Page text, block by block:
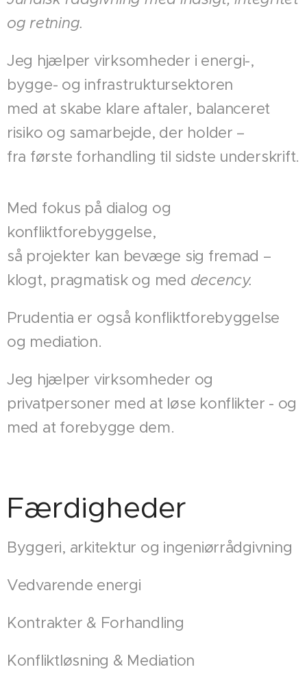
og retning.
Jeg hjælper virksomheder i energi-,
bygge- og infrastruktursektoren
med at skabe klare aftaler, balanceret
risiko og samarbejde, der holder –
fra første forhandling til sidste underskrift.
Med fokus på dialog og
konfliktforebyggelse,
så projekter kan bevæge sig fremad –
klogt, pragmatisk og med decency.
Prudentia er også konfliktforebyggelse
og mediation.
Jeg hjælper virksomheder og
privatpersoner med at løse konflikter - og
med at forebygge dem.
Færdigheder
Byggeri, arkitektur og ingeniørrådgivning
Vedvarende energi
Kontrakter & Forhandling
Konfliktløsning & Mediation